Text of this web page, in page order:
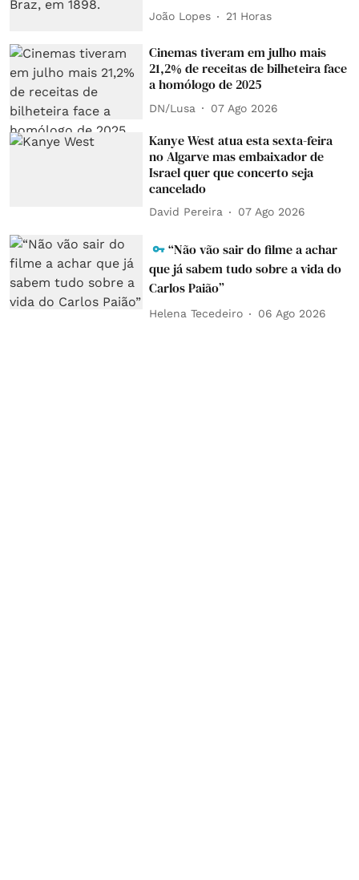
João Lopes 21 Horas
Cinemas tiveram em julho mais
21,2% de receitas de bilheteira face
a homólogo de 2025
DN/Lusa 07 Ago 2026
Kanye West atua esta sexta-feira
no Algarve mas embaixador de
Israel quer que concerto seja
cancelado
David Pereira 07 Ago 2026
“Não vão sair do filme a achar
que já sabem tudo sobre a vida do
Carlos Paião”
Helena Tecedeiro 06 Ago 2026